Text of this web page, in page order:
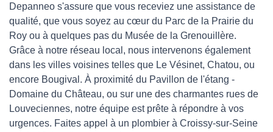
Depanneo s'assure que vous receviez une assistance de
qualité, que vous soyez au cœur du Parc de la Prairie du
Roy ou à quelques pas du Musée de la Grenouillère.
Grâce à notre réseau local, nous intervenons également
dans les villes voisines telles que Le Vésinet, Chatou, ou
encore Bougival. À proximité du Pavillon de l'étang -
Domaine du Château, ou sur une des charmantes rues de
Louveciennes, notre équipe est prête à répondre à vos
urgences. Faites appel à un plombier à Croissy-sur-Seine